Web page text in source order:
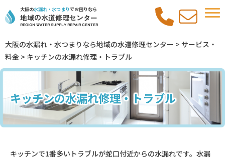
大阪の水漏れ・水つまりでお困りなら
地域の水道修理センター
REGION Water Supply REPAIR Center
大阪の水漏れ・水つまりなら地域の水道修理センター > サービス・
料金 > キッチンの水漏れ修理・トラブル
キッチンの水漏れ修理・トラブル
キッチンで1番多いトラブルが蛇口付近からの水漏れです。水漏